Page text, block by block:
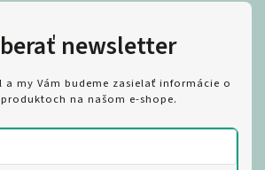
newsletter
a my Vám budeme zasielať informácie o
na našom e-shope.